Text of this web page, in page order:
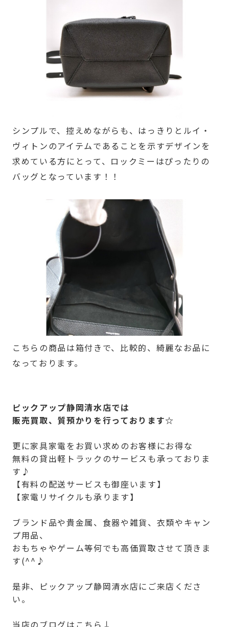
シンプルで、控えめながらも、はっきりとルイ・
ヴィトンのアイテムであることを示すデザインを
求めている方にとって、ロックミーはぴったりの
バッグとなっています！！
こちらの商品は箱付きで、比較的、綺麗なお品に
なっております。
ピックアップ静岡清水店では
販売買取、質預かりを行っております☆
更に家具家電をお買い求めのお客様にお得な
無料の貸出軽トラックのサービスも承っておりま
す♪
【有料の配送サービスも御座います】
【家電リサイクルも承ります】
ブランド品や貴金属、食器や雑貨、衣類やキャン
プ用品、
おもちゃやゲーム等何でも高価買取させて頂きま
す(^^♪
是非、ピックアップ静岡清水店にご来店くださ
い。
当店のブログはこちら↓